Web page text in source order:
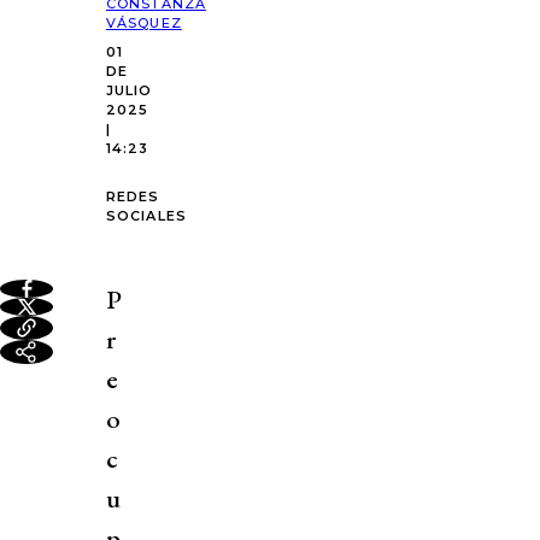
CONSTANZA
VÁSQUEZ
01
DE
JULIO
2025
|
14:23
REDES
SOCIALES
P
r
e
o
c
u